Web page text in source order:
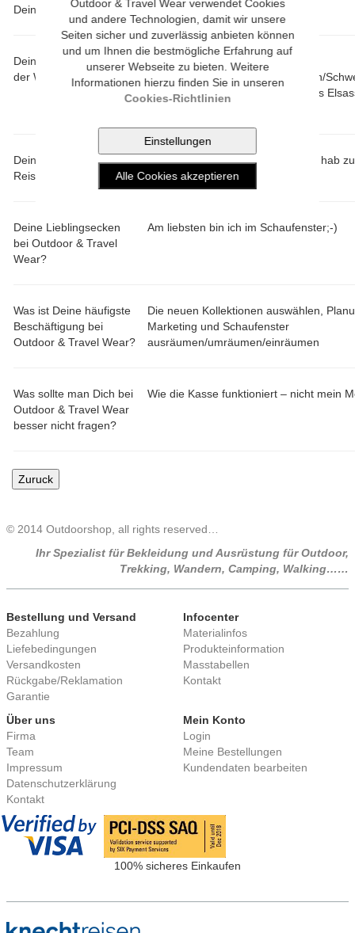
Outdoor & Travel Wear verwendet Cookies
und andere Technologien, damit wir unsere
Seiten sicher und zuverlässig anbieten können
und um Ihnen die bestmögliche Erfahrung auf
unserer Webseite zu bieten. Weitere
Informationen hierzu finden Sie in unseren
Cookies-Richtlinien
Deinen Reisen?
genügend zu essen
Deine Lieblingsecken in
der Welt?
Die Gletscher in der Schweiz,
Antelopecanyon(U.S.A), Norwegen/
England/Schottland, mein geliebtes
Deine bisher schönste
Reise?
Gute Frage….weiss keine Antwort hab
Schönes bisher gesehen
Deine Lieblingsecken
bei Outdoor & Travel
Wear?
Am liebsten bin ich im Schaufenster;-)
Was ist Deine häufigste
Beschäftigung bei
Outdoor & Travel Wear?
Die neuen Kollektionen auswählen,
Marketing und Schaufenster
ausräumen/umräumen/einräumen
Was sollte man Dich bei
Outdoor & Travel Wear
besser nicht fragen?
Wie die Kasse funktioniert – nicht mein
© 2014 Outdoorshop, all rights reserved…
Ihr Spezialist für Bekleidung und Ausrüstung für Outdoor,
Trekking, Wandern, Camping, Walking……
Bestellung und Versand
Bezahlung
Liefebedingungen
Versandkosten
Rückgabe/Reklamation
Garantie
Infocenter
Materialinfos
Produkteinformation
Masstabellen
Kontakt
Über uns
Firma
Team
Impressum
Datenschutzerklärung
Kontakt
Mein Konto
Login
Meine Bestellungen
Kundendaten bearbeiten
100% sicheres Einkaufen